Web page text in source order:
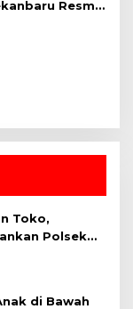
Resmi
Toko,
Polsek
di Bawah